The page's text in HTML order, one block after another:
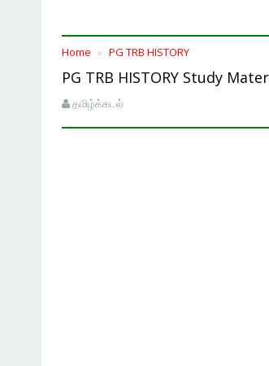
Home PG TRB HISTORY
PG TRB HISTORY Study
தமிழ்க்கடல்